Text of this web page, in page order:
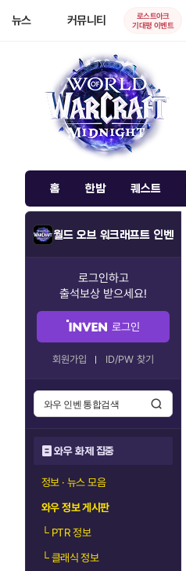
뉴스 커뮤니티
로스트아크
기대평 이벤트
홈 한밤 퀘스트
월드 오브 워크래프트 인벤
로그인하고
출석보상 받으세요!
로그인
회원가입 ID/PW 찾기
와우 화제 집중
정보 · 뉴스 모음
와우 정보 게시판
└PTR 정보
└클래식 정보